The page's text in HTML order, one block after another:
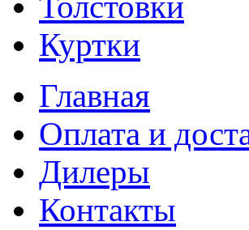
Куртки
Главная
Оплата и
Дилеры
Контакты